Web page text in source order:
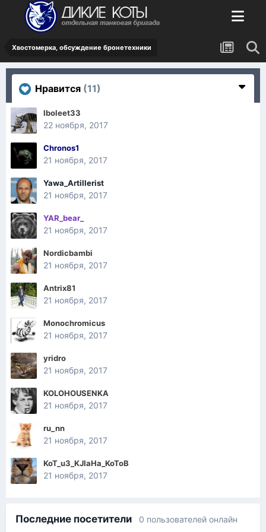
Хвостомерка, обсуждение бронетехники
Нравится (11)
Iboleet33
22 ноября, 2017
Chronos1
21 ноября, 2017
Yawa_Artillerist
21 ноября, 2017
YAR_bear_
21 ноября, 2017
Nordicbambi
21 ноября, 2017
Antrix81
21 ноября, 2017
Monochromicus
21 ноября, 2017
yridro
21 ноября, 2017
KOLOHOUSENKA
21 ноября, 2017
ru_nn
21 ноября, 2017
KoT_u3_KJIaHa_KoToB
21 ноября, 2017
Последние посетители 0 пользователей онлайн